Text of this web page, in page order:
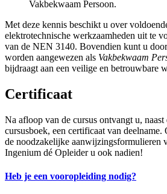
Vakbekwaam Persoon.
Met deze kennis beschikt u over
elektrotechnische werkzaamheden uit te
van de NEN 3140. Bovendien kunt u
worden aangewezen als Vakbekwaam
bijdraagt aan een veilige en betrouwbare
Certificaat
Na afloop van de cursus ontvangt u,
cursusboek, een certificaat van
de noodzakelijke aanwijzingsformulieren
Ingenium dé Opleider u ook nadien!
Heb je een vooropleiding nodig?